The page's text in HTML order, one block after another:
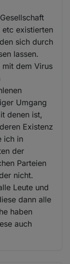
existierten
sich durch
lassen.
dem Virus
Umgang
denen ist,
Existenz
ich in
der
Parteien
nicht.
Leute und
dann alle
haben
auch